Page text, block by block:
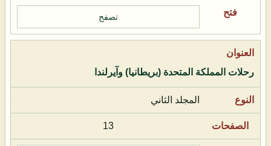
تصفح
رحلات المملكة المتحدة (بريطانيا) وآيرلندا
المجلد الثاني
13